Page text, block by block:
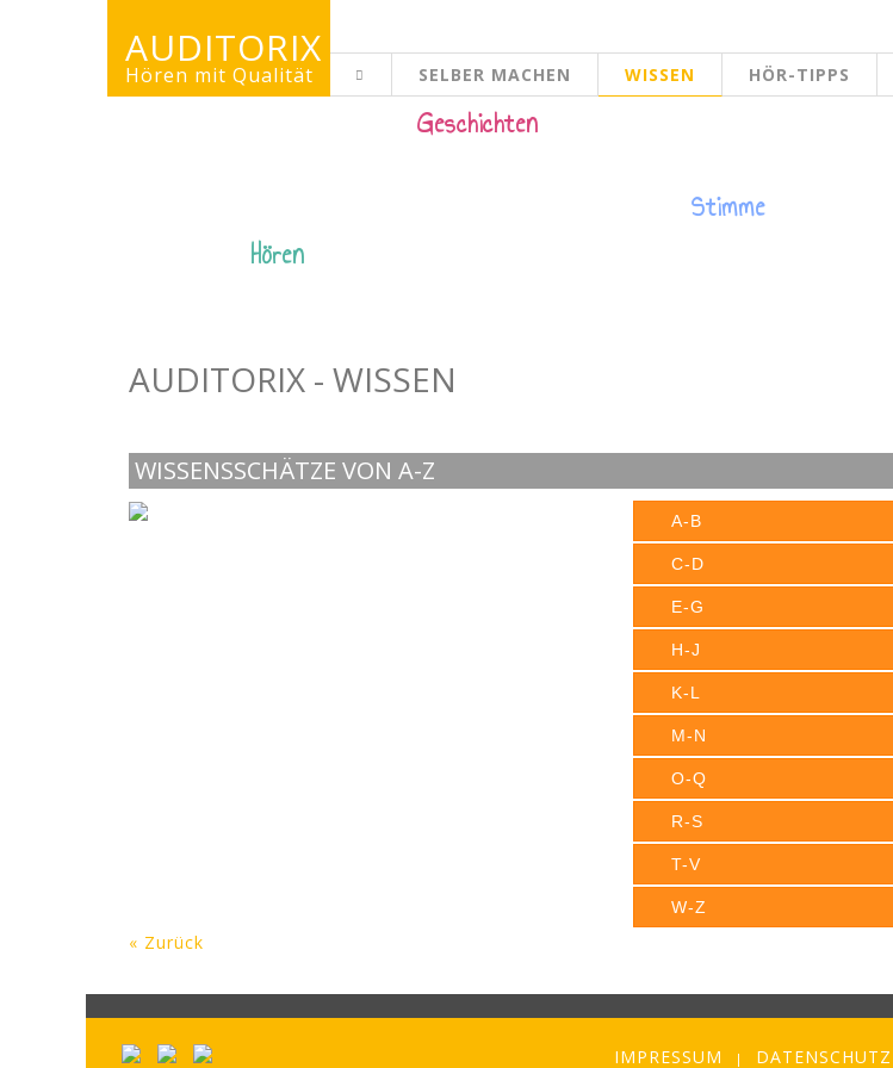
AUDITORIX
Hören mit Qualität SELBER MACHEN WISSEN HÖR-TIPPS
Hören
Geschichten
Stimme
AUDITORIX - WISSEN
WISSENSSCHÄTZE VON A-Z
A-B
C-D
E-G
H-J
K-L
M-N
O-Q
R-S
T-V
W-Z
« Zurück
IMPRESSUM DATENSCHUTZ